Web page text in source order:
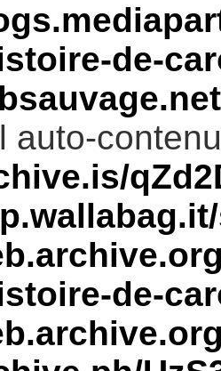
de-
auto-
de-